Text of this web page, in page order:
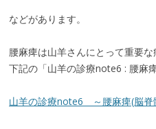
などがあります。
腰麻痺は山羊さんにとって重要
下記の「山羊の診療note6 : 腰麻
山羊の診療note6 ～腰麻痺(脳脊